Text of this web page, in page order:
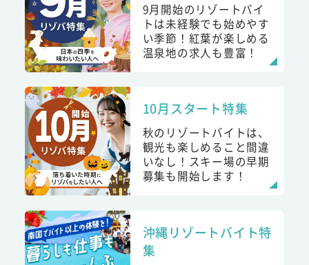
9月開始のリゾートバイ
トは未経験でも始めやす
い季節！紅葉が楽しめる
温泉地の求人も豊富！
10月スタート特集
秋のリゾートバイトは、
観光も楽しめること間違
いなし！スキー場の早期
募集も開始します！
沖縄リゾートバイト特
集